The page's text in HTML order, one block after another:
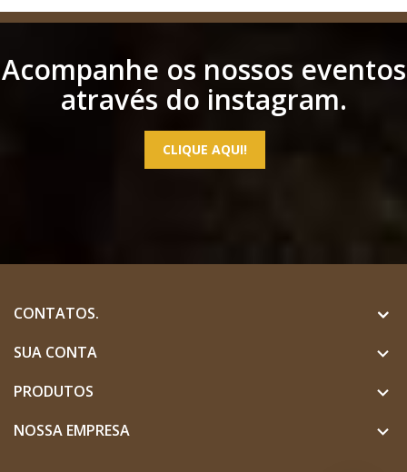
Acompanhe os nossos eventos
através do instagram.
CLIQUE AQUI!
CONTATOS.
SUA CONTA

PRODUTOS 
NOSSA EMPRESA 